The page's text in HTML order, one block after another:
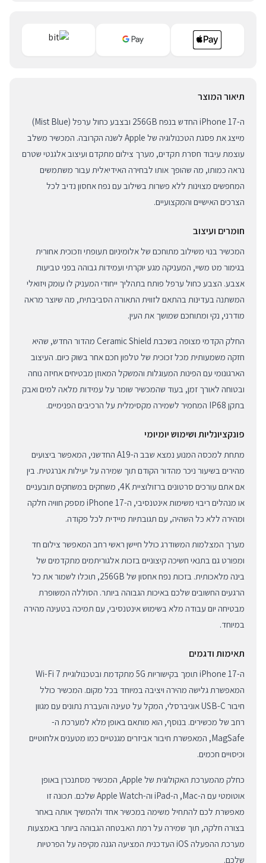
תיאור המוצר
ה-iPhone 17 החדש בנפח 256GB ובצבע כחול ערפל (Mist Blue)
מייצג את פסגת הטכנולוגיה של Apple לשנה הקרובה. המכשיר משלב
עוצמת עיבוד חסרת תקדים, מערך צילום מתקדם ועיצוב אלגנטי שטרם
נראה כמותו, מה שהופך אותו לבחירה האידיאלית עבור משתמשים
המחפשים מצוינות ללא פשרות בשילוב עם נפח אחסון נדיב לכל
הצרכים האישיים והמקצועיים.
חומרים ועיצוב
המכשיר בנוי משילוב מתוחכם של אלומיניום תעופתי וזכוכית אחורית
בגימור מט משיי, המעניקה מגע יוקרתי ועמידות גבוהה בפני טביעות
אצבע. הצבע כחול ערפל פותח בתהליך ייחודי המעניק לו עומק ויזואלי
המשתנה בעדינות בהתאם לזווית התאורה הסביבתית, מה שיוצר מראה
מודרני, נקי ומתוחכם שמושך את העין.
החלק הקדמי מצופה בשכבת Ceramic Shield מהדור החדש, שהיא
חזקה משמעותית מכל זכוכית של טלפון חכם אחר בשוק כיום. העיצוב
הארגונומי עם הפינות המעוגלות והמשקל המאוזן מבטיחים אחיזה נוחה
ובטוחה לאורך זמן, בעוד שהמכשיר שומר על עמידות מלאה למים ואבק
בתקן IP68 המחמיר לשמירה מקסימלית על הרכיבים הפנימיים.
פונקציונליות ושימוש יומיומי
מתחת למכסה המנוע נמצא שבב ה-A19 החדשני, המאפשר ביצועים
מהירים בשיעור ניכר מהדור הקודם תוך שמירה על יעילות אנרגטית. בין
אם אתם עורכים סרטונים ברזולוציית 4K, משחקים במשחקים תובעניים
או מנהלים ריבוי משימות אינטנסיבי, ה-iPhone 17 מספק חוויה חלקה
ומהירה ללא כל השהיה, עם תגובתיות מיידית לכל פקודה.
מערך המצלמות המשודרג כולל חיישן ראשי רחב המאפשר צילום חד
ומפורט גם בתנאי חשיכה קיצוניים בזכות אלגוריתמים מתקדמים של
בינה מלאכותית. בזכות נפח אחסון של 256GB, תוכלו לשמור את כל
הרגעים החשובים שלכם באיכות הגבוהה ביותר. הסוללה המשופרת
מבטיחה יום עבודה מלא בשימוש אינטנסיבי, עם תמיכה בטעינה מהירה
במיוחד.
תאימות ודגמים
ה-iPhone 17 תומך בקישוריות 5G מתקדמת ובטכנולוגיית Wi-Fi 7
המאפשרת גלישה מהירה ויציבה במיוחד בכל מקום. המכשיר כולל
חיבור USB-C אוניברסלי, המקל על טעינה והעברת נתונים עם מגוון
רחב של מכשירים. בנוסף, הוא מותאם באופן מלא למערכת ה-
MagSafe, המאפשרת חיבור אביזרים מגנטיים כמו מטענים אלחוטיים
וכיסויים חכמים.
כחלק מהמערכת האקולוגית של Apple, המכשיר מסתנכרן באופן
אוטומטי עם ה-Mac, ה-iPad וה-Apple Watch שלכם. תכונה זו
מאפשרת לכם להתחיל משימה במכשיר אחד ולהמשיך אותה באחר
בצורה חלקה, תוך שמירה על רמת האבטחה הגבוהה ביותר באמצעות
מערכת ההפעלה iOS העדכנית המציעה הגנה מקיפה על הפרטיות
שלכם.